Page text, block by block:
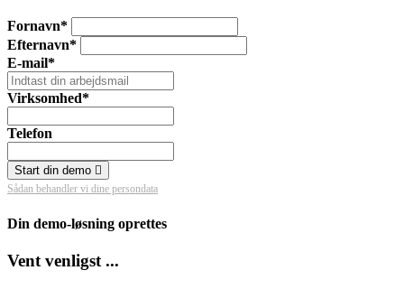
Fornavn*
Efternavn*
E-mail*
Virksomhed*
Telefon
Start din demo
Sådan behandler vi dine persondata
Din demo-løsning oprettes
Vent venligst ...